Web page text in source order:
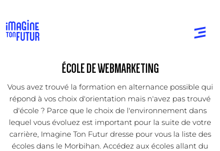
ÉCOLE DE WEBMARKETING
Vous avez trouvé la formation en alternance possible qui
répond à vos choix d'orientation mais n'avez pas trouvé
d'école ? Parce que le choix de l'environnement dans
lequel vous évoluez est important pour la suite de votre
carrière, Imagine Ton Futur dresse pour vous la liste des
écoles dans le Morbihan. Accédez aux écoles allant du